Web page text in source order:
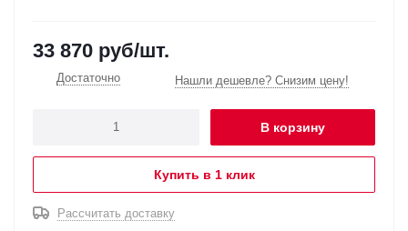
33 870 руб/шт.
Достаточно Нашли дешевле? Снизим цену!
В корзину
Купить в 1 клик
Рассчитать доставку